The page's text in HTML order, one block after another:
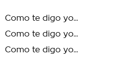
Como te digo yo...
Como te digo yo...
Como te digo yo...